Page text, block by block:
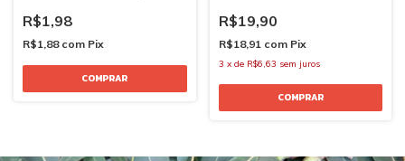
R$1,98
R$1,88 com Pix
R$19,90
R$18,91 com Pix
3 x de R$6,63 sem juros